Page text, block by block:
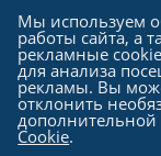
Каталог
Мы используем
работы сайта, а
рекламные
для анализа
рекламы. Вы
отклонить
Cookie.